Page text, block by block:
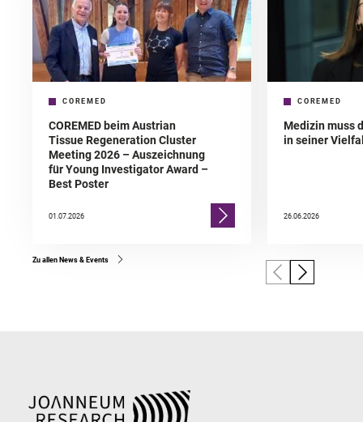
COREMED
COREMED beim Austrian
Tissue Regeneration Cluster
Meeting 2026 – Auszeichnung
für Young Investigator Award –
Best Poster
01.07.2026
COREMED
Medizin muss
in seiner
26.06.2026
Zu allen News & Events